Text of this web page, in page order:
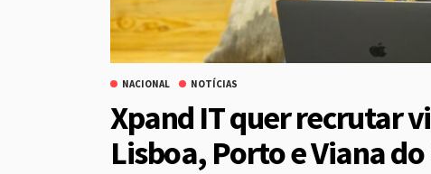
NACIONAL NOTÍCIAS
Xpand IT quer recrutar
Lisboa, Porto e Viana